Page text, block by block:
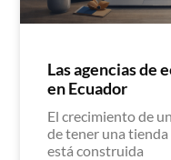
Las agencias de
en Ecuador
El crecimiento de
de tener una
está construida